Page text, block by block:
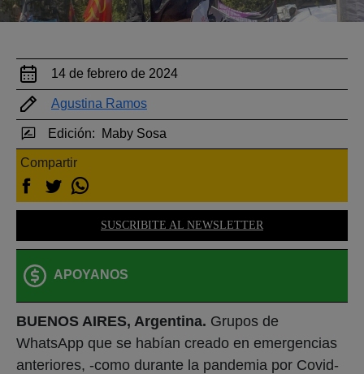
14 de febrero de 2024
Agustina Ramos
Edición: Maby Sosa
Compartir
SUSCRIBITE AL NEWSLETTER
APOYANOS
BUENOS AIRES, Argentina. Grupos de
WhatsApp que se habían creado en emergencias
anteriores, -como durante la pandemia por Covid-